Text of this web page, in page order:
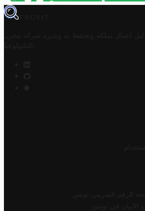
TROVIT
أعمال تملكه وتحتفظ به وتديره
شركة مخزن
التكنولوجيا
الرقم الضريبي تونس
في تونس